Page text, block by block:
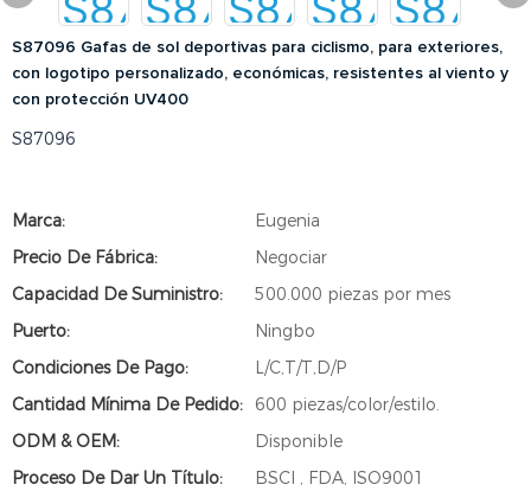
S87096 Gafas de sol deportivas para ciclismo, para exteriores,
con logotipo personalizado, económicas, resistentes al viento y
con protección UV400
S87096
Marca:
Eugenia
Precio De Fábrica:
Negociar
Capacidad De Suministro:
500.000 piezas por mes
Puerto:
Ningbo
Condiciones De Pago:
L/C,T/T,D/P
Cantidad Mínima De Pedido:
600 piezas/color/estilo.
ODM & OEM:
Disponible
Proceso De Dar Un Título:
BSCI , FDA, ISO9001